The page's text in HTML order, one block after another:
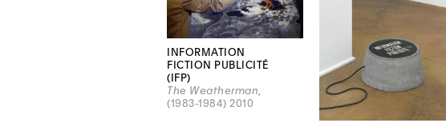
INFORMATION
FICTION PUBLICITÉ
(IFP)
The Weatherman
(1983-1984) 2010